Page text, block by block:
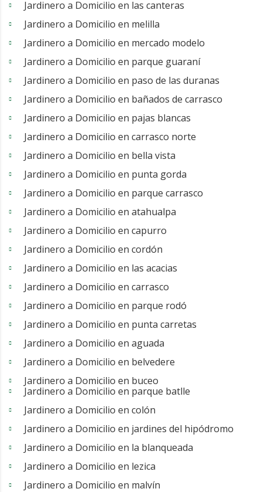
Jardinero a Domicilio en las canteras
Jardinero a Domicilio en melilla
Jardinero a Domicilio en mercado modelo
Jardinero a Domicilio en parque guaraní
Jardinero a Domicilio en paso de las duranas
Jardinero a Domicilio en bañados de carrasco
Jardinero a Domicilio en pajas blancas
Jardinero a Domicilio en carrasco norte
Jardinero a Domicilio en bella vista
Jardinero a Domicilio en punta gorda
Jardinero a Domicilio en parque carrasco
Jardinero a Domicilio en atahualpa
Jardinero a Domicilio en capurro
Jardinero a Domicilio en cordón
Jardinero a Domicilio en las acacias
Jardinero a Domicilio en carrasco
Jardinero a Domicilio en parque rodó
Jardinero a Domicilio en punta carretas
Jardinero a Domicilio en aguada
Jardinero a Domicilio en belvedere
Jardinero a Domicilio en buceo
Jardinero a Domicilio en parque batlle
Jardinero a Domicilio en colón
Jardinero a Domicilio en jardines del hipódromo
Jardinero a Domicilio en la blanqueada
Jardinero a Domicilio en lezica
Jardinero a Domicilio en malvín